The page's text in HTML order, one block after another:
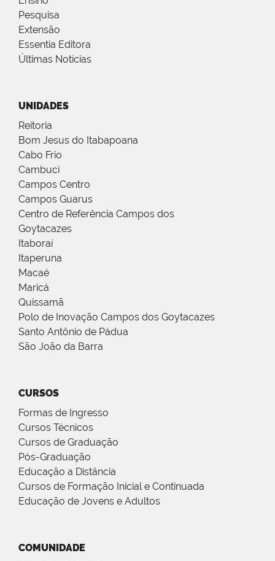
Pesquisa
Extensão
Essentia Editora
Últimas Notícias
UNIDADES
Reitoria
Bom Jesus do Itabapoana
Cabo Frio
Cambuci
Campos Centro
Campos Guarus
Centro de Referência Campos dos
Goytacazes
Itaboraí
Itaperuna
Macaé
Maricá
Quissamã
Polo de Inovação Campos dos Goytacazes
Santo Antônio de Pádua
São João da Barra
CURSOS
Formas de Ingresso
Cursos Técnicos
Cursos de Graduação
Pós-Graduação
Educação a Distância
Cursos de Formação Inicial e Continuada
Educação de Jovens e Adultos
COMUNIDADE